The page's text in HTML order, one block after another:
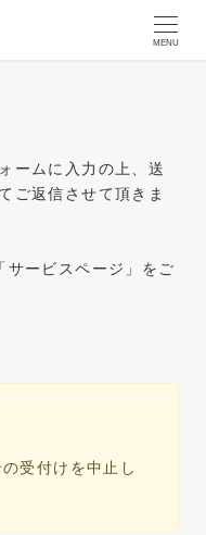
MENU
ームに入力の上、送
ご返信させて頂きま
ービスページ」をご
受付けを中止し